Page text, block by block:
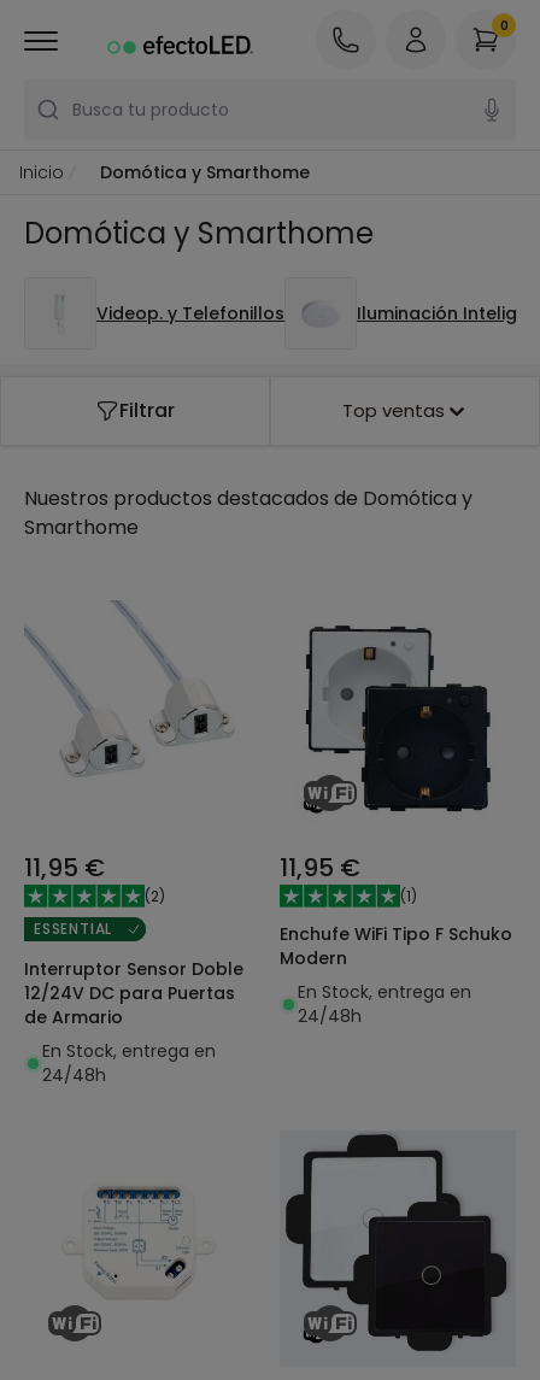
Busca tu producto
0
Inicio Domótica y Smarthome
Domótica y Smarthome
Videop. y Telefonillos Iluminación
Filtrar Top ventas
Nuestros productos destacados de Domótica y
Smarthome
11,95 €
(2)
ESSENTIAL
Interruptor Sensor Doble
12/24V DC para Puertas
de Armario
En Stock, entrega en
24/48h
11,95 €
(1)
Enchufe WiFi Tipo F Schuko
Modern
En Stock, entrega en
24/48h